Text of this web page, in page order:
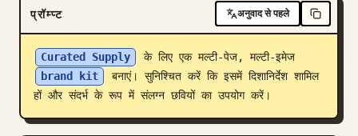
डाउनलोड
प्रॉम्प्ट अनुवाद से पहले
Curated Supply
के लिए एक मल्टी-पेज, मल्टी-इमेज
brand kit
बनाएं। सुनिश्चित करें कि इसमें दिशानिर्देश शामिल
हों और संदर्भ के रूप में संलग्न छवियों का उपयोग करें।